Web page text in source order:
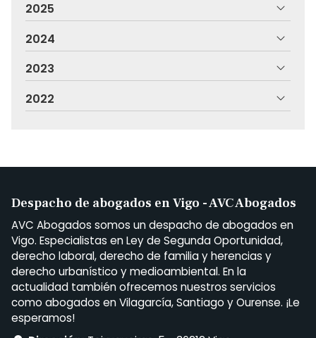
2025
2024
2023
2022
Despacho de abogados en Vigo - AVC Abogados
AVC Abogados somos un despacho de abogados en
Vigo. Especialistas en Ley de Segunda Oportunidad,
derecho laboral, derecho de familia y herencias y
derecho urbanístico y medioambiental. En la
actualidad también ofrecemos nuestros servicios
como abogados en Vilagarcía, Santiago y Ourense. ¡Le
esperamos!